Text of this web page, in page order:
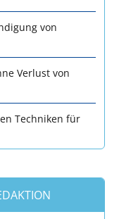
von
Verlust von
Techniken für